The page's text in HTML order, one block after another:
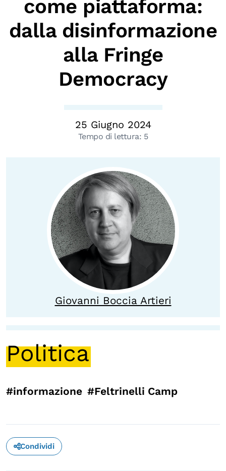
Biblioteca
Mostre digitali
I CONTENUTI
Osservatori di ricerca
Progetti Internazionali
Pubblicazioni
Calendario civile
Elezioni dal mondo
Podcast
OLTRE LA SCUOLA
Attività per bambine e bambini
Programmi per le scuole
Under25
come piattaforma:
dalla disinformazione
alla Fringe
Democracy
25 Giugno 2024
Tempo di lettura: 5
Giovanni Boccia Artieri
Politica
#informazione #Feltrinelli Camp
Condividi